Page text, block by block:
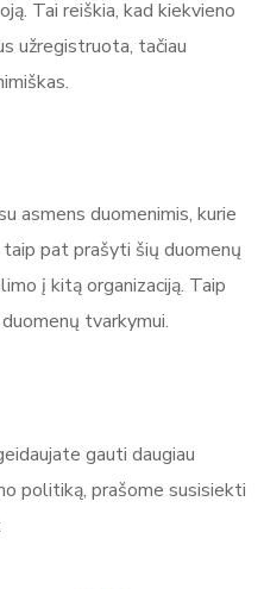
Tai reiškia, kad kiekvieno
užregistruota, tačiau
asmens duomenimis, kurie
pat prašyti šių duomenų
į kitą organizaciją. Taip
tvarkymui.
gauti daugiau
politiką, prašome susisiekti